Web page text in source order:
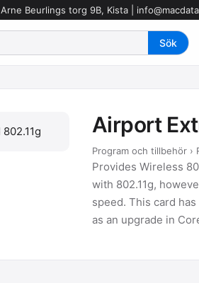
Beurlings torg 9B, Kista |
Airport
Program och tillbehör ›
Provides Wireless
with 802.11g,
speed. This card
as an upgrade in